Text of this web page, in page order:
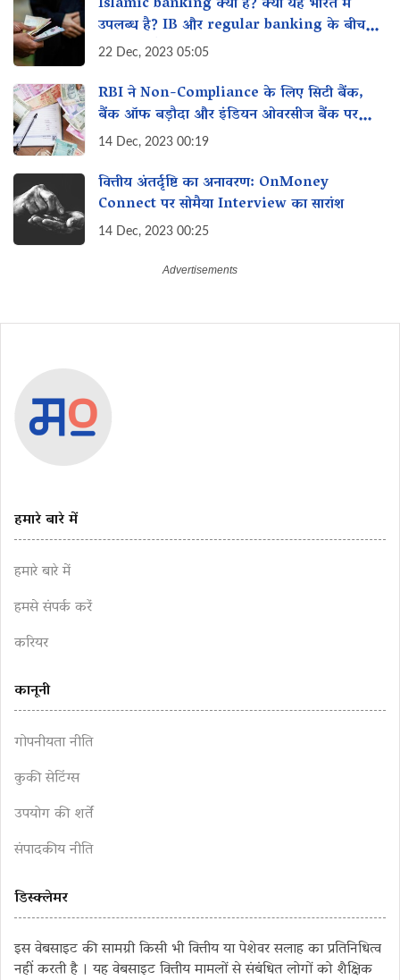
उपलब्ध है? IB और regular banking के बीच
क्या अंतर है?
22 Dec, 2023 05:05
RBI ने Non-Compliance के लिए सिटी बैंक,
बैंक ऑफ बड़ौदा और इंडियन ओवरसीज बैंक पर
₹10.34 करोड़ का जुर्माना लगाया!
14 Dec, 2023 00:19
वित्तीय अंतर्दृष्टि का अनावरण: OnMoney
Connect पर सोमैया Interview का सारांश
14 Dec, 2023 00:25
हमारे बारे में
हमारे बारे में
हमसे संपर्क करें
करियर
कानूनी
गोपनीयता नीति
कुकी सेटिंग्स
उपयोग की शर्तें
संपादकीय नीति
डिस्क्लेमर
इस वेबसाइट की सामग्री किसी भी वित्तीय या पेशेवर सलाह का प्रतिनिधित्व
नहीं करती है । यह वेबसाइट वित्तीय मामलों से संबंधित लोगों को शैक्षिक